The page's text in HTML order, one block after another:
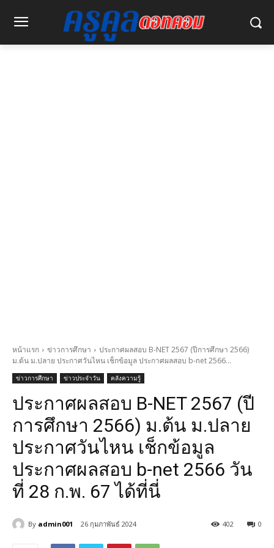
หน้าแรก ข่าวการศึกษา
ประกาศผลสอบ B-NET 2567 (ปีการศึกษา 2566)
ม.ต้น ม.ปลาย ประกาศวันไหน เช็กข้อมูล ประกาศผลสอบ b-net 2566...
ข่าวการศึกษา ข่าวประจำวัน คลังความรู้
ประกาศผลสอบ B-NET 2567 (ปี
การศึกษา 2566) ม.ต้น ม.ปลาย
ประกาศวันไหน เช็กข้อมูล
ประกาศผลสอบ b-net 2566 วัน
ที่ 28 ก.พ. 67 ได้ที่นี่
By admin001 26 กุมภาพันธ์ 2024 0
402